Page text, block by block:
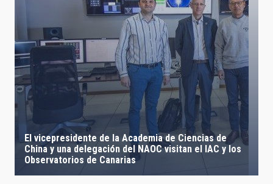
El vicepresidente de la Academia de Ciencias de
China y una delegación del NAOC visitan el IAC y los
Observatorios de Canarias